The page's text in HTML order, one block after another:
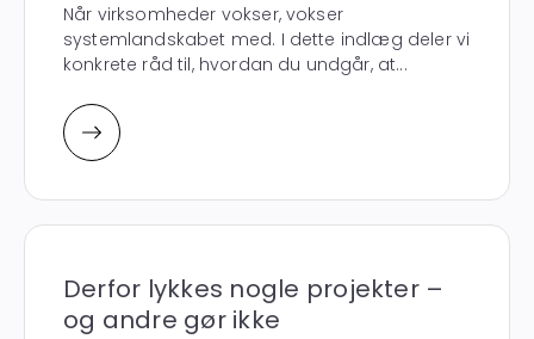
Når virksomheder vokser, vokser
systemlandskabet med. I dette indlæg deler vi
konkrete råd til, hvordan du undgår, at...
Derfor lykkes nogle projekter –
og andre gør ikke